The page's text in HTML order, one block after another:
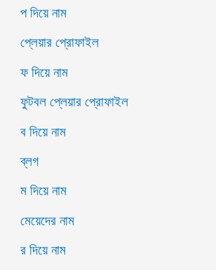
প দিয়ে নাম
প্লেয়ার প্রোফাইল
ফ দিয়ে নাম
ফুটবল প্লেয়ার প্রোফাইল
ব দিয়ে নাম
ব্লগ
ম দিয়ে নাম
মেয়েদের নাম
র দিয়ে নাম